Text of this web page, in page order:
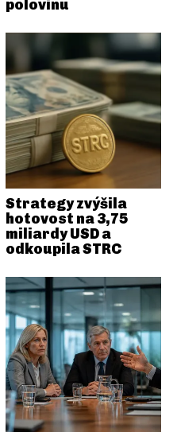
polovinu
Strategy zvýšila
hotovost na 3,75
miliardy USD a
odkoupila STRC